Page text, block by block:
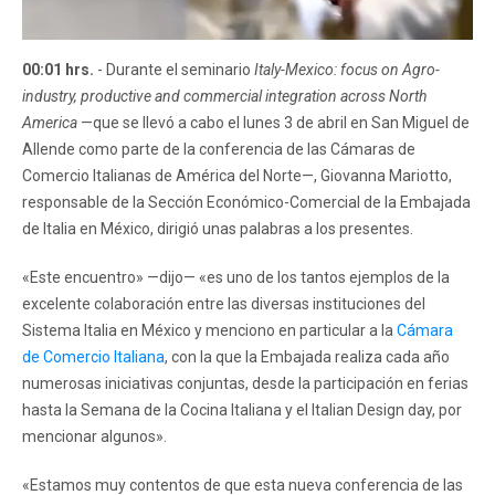
00:01 hrs. - Durante el seminario Italy-Mexico: focus on Agro-
industry, productive and commercial integration across North
America —que se llevó a cabo el lunes 3 de abril en San Miguel de
Allende como parte de la conferencia de las Cámaras de
Comercio Italianas de América del Norte—, Giovanna Mariotto,
responsable de la Sección Económico-Comercial de la Embajada
de Italia en México, dirigió unas palabras a los presentes.
«Este encuentro» —dijo— «es uno de los tantos ejemplos de la
excelente colaboración entre las diversas instituciones del
Sistema Italia en México y menciono en particular a la Cámara
de Comercio Italiana, con la que la Embajada realiza cada año
numerosas iniciativas conjuntas, desde la participación en ferias
hasta la Semana de la Cocina Italiana y el Italian Design day, por
mencionar algunos».
«Estamos muy contentos de que esta nueva conferencia de las